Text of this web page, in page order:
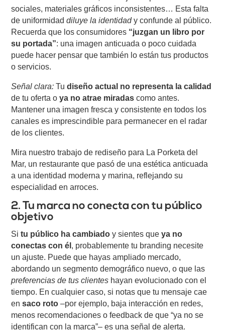
sociales, materiales gráficos inconsistentes… Esta falta
de uniformidaddiluye la identidady confunde al público.
Recuerda que los consumidores “juzgan un libro por
su portada”: una imagen anticuada o poco cuidada
puede hacer pensar que también lo están tus productos
o servicios.
Señal clara: Tudiseño actual no representa la calidad
de tu oferta oya no atrae miradas como antes.
Mantener una imagen fresca y consistente en todos los
canales es imprescindible para permanecer en el radar
de los clientes.
Mira nuestro trabajo de rediseño para La Porketa del
Mar, un restaurante que pasó de una estética anticuada
a una identidad moderna y marina, reflejando su
especialidad en arroces.
2. Tu marca no conecta con tu público
objetivo
Situ público ha cambiado y sientes queya no
conectas con él , probablemente tu branding necesite
un ajuste. Puede que hayas ampliado mercado,
abordando un segmento demográfico nuevo, o que las
preferencias de tus clientes hayan evolucionado con el
tiempo. En cualquier caso, si notas que tu mensaje cae
ensaco roto –por ejemplo, baja interacción en redes,
menos recomendaciones o feedback de que “ya no se
identifican con la marca”– es una señal de alerta.